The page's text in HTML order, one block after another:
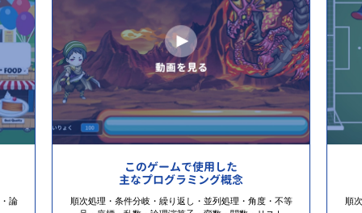
論
このゲームで使用した
主なプログラミング概念
順次処理・条件分岐・繰り返し・並列処理・角度・不等
順